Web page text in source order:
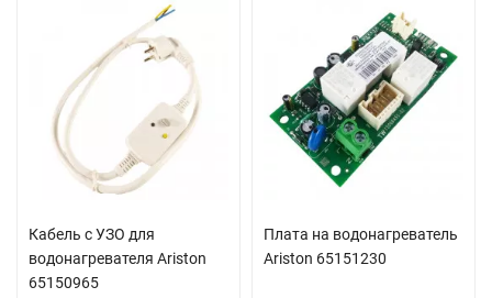
Кабель с УЗО для
водонагревателя Ariston
65150965
Плата на водонагреватель
Ariston 65151230